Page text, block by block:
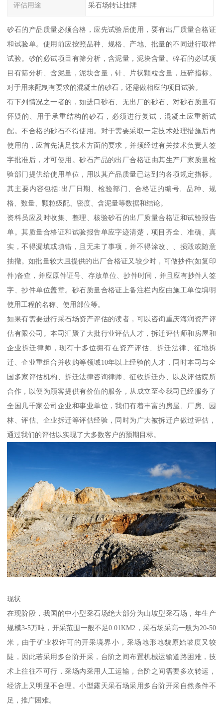
评估用途 采石场转让挂牌
砂石的产品质量必须合格，应先试验后使用，要有出厂质量合格证
和试验单。使用前应按照品种、规格、产地、批量的不同进行取样
试验。砂的必试项目有筛分析，含泥量，泥块含量。碎石的必试项
目有筛分析、含泥量，泥块含量，针、片状颗粒含量，压碎指标。
对于用来配制有要求的混凝土的砂石，还需做相应的项目试验。
有下列情况之一者的，如进口砂石、无出厂的砂石、对砂石质量有
怀疑的、用于承重结构的砂石，必须进行复试，混凝土应重新试
配。不合格的砂石不得使用。对于需要采取一定技术处理措施后再
使用的，应首先满足技术方面的要求，并须经过有关技术负责人签
字批准后，才可使用。砂石产品的出厂合格证由其生产厂家质量检
验部门提供给使用单位，用以其产品质量已达到的各项规定指标。
其主要内容包括:出厂日期、检验部门、合格证的编号、品种、规
格、数量、颗粒级配、密度、含泥量等数据和结论。
资料员应及时收集、整理、核验砂石的出厂质量合格证和试验报告
单。其质量合格证和试验报告单应字迹清楚，项目齐全、准确、真
实，不得漏填或填错，且无未了事项，并不得涂改、、损毁或随意
抽撤。如批量较大且提供的出厂合格证又较少时，可做抄件(如复印
件)备查，并应原件证号、存放单位、抄件时间，并且应有抄件人签
字、抄件单位盖章。砂石质量合格证上备注栏内应由施工单位填明
使用工程的名称、使用部位等。
如果有需要进行采石场资产评估的读者，可以咨询重庆海润资产评
估有限公司。本司汇聚了大批行业评估人才，拆迁评估师和房屋和
企业拆迁律师，现有十多位拥有在资产评估、拆迁法律、征地拆
迁、企业重组合并收购等领域10年以上经验的人才，同时本司与全
国多家评估机构、拆迁法律咨询律师、征收拆迁办、以及评估院所
合作，以便为顾客提供有价值的服务，从成立至今我司已经服务了
全国几千家公司企业和事业单位，我们有着丰富的房屋、厂房、园
林、评估、企业拆迁等评估经验，同时为广大被拆迁户做过评估，
通过我们的评估以实现了大多数客户的预期目标。
现状
在现阶段，我国的中小型采石场绝大部分为山坡型采石场，年生产
规模3-5万吨，开采范围一般不足0.01KM2，采石场采高一般为20-50
米，由于矿业权许可的开采境界小，采场地形地貌原始坡度又较
陡，因此若采用多台阶开采，台阶之间布置机械运输道路困难，技
术上往往不可行，采场内采用人工运输，台阶之间需要多次转运，
经济上又明显不合理。小型露天采石场采用多台阶开采自然条件不
足，推广困难。